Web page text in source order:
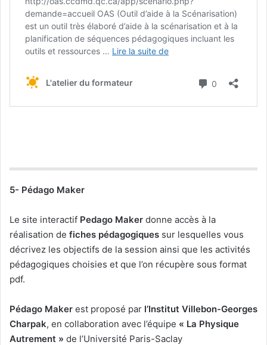
5- Pédago Maker
Le site interactif Pedago Maker donne accès à la
réalisation de fiches pédagogiques sur lesquelles vous
décrivez les objectifs de la session ainsi que les activités
pédagogiques choisies et que l’on récupère sous format
pdf.
Pédago Maker est proposé par l’Institut Villebon-Georges
Charpak, en collaboration avec l’équipe « La Physique
Autrement » de l’Université Paris-Saclay